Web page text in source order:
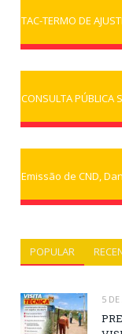
TAC-TERMO DE
CONSULTA PÚBLICA
Emissão de CND,
POPULAR
5